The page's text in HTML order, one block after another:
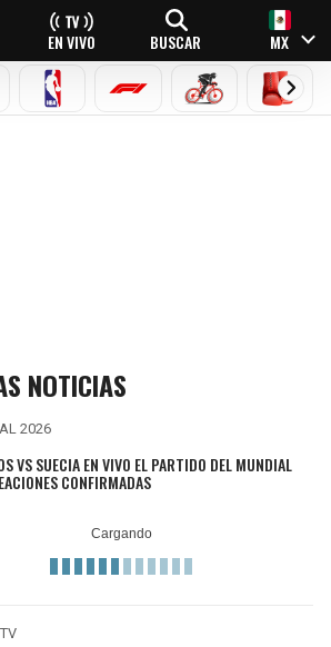
EN VIVO BUSCAR MX
NBA FÓRMULA 1CICLISMOBOXEO
NOTICIAS
2026
VS SUECIA EN VIVO EL PARTIDO DEL MUNDIAL
CONFIRMADAS